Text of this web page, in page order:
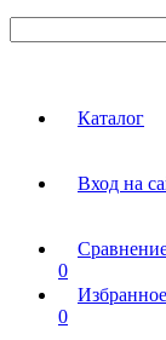
Каталог
Вход на
0
Избранное
0